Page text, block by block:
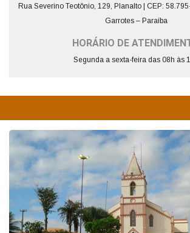
Rua Severino Teotônio, 129, Planalto | CEP:
Garrotes – Paraíba
HORÁRIO DE
Segunda a sexta-feira das 08h às